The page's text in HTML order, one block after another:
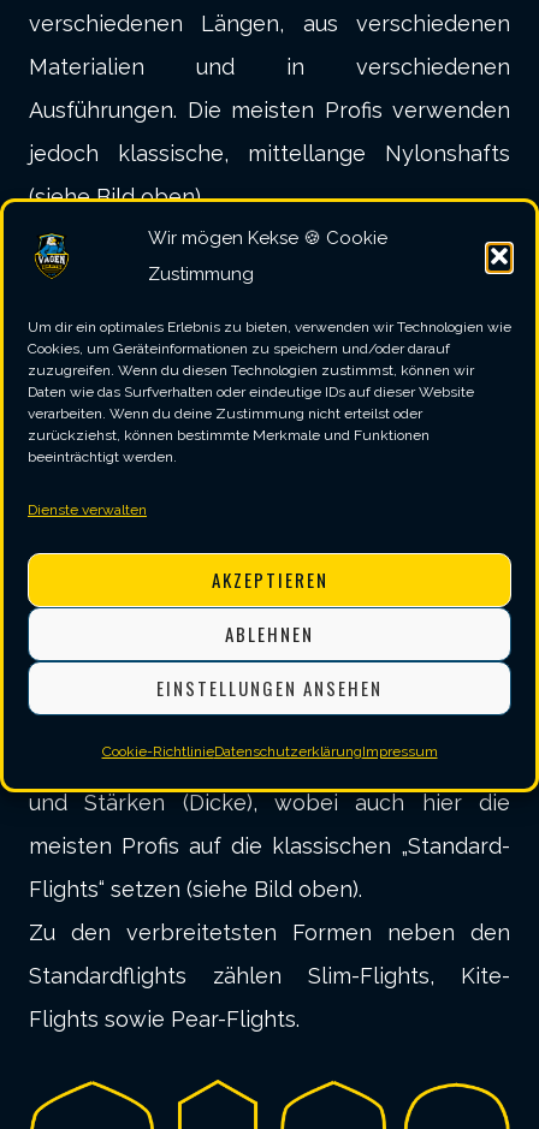
Wir mögen Kekse 🍪 Cookie
Zustimmung
Um dir ein optimales Erlebnis zu bieten, verwenden wir Technologien wie
Cookies, um Geräteinformationen zu speichern und/oder darauf
zuzugreifen. Wenn du diesen Technologien zustimmst, können wir
Daten wie das Surfverhalten oder eindeutige IDs auf dieser Website
verarbeiten. Wenn du deine Zustimmung nicht erteilst oder
zurückziehst, können bestimmte Merkmale und Funktionen
beeinträchtigt werden.
Dienste verwalten
AKZEPTIEREN
ABLEHNEN
EINSTELLUNGEN ANSEHEN
Cookie-RichtlinieDatenschutzerklärungImpressum
verschiedenen Längen, aus verschiedenen
Materialien und in verschiedenen
Ausführungen. Die meisten Profis verwenden
jedoch klassische, mittellange Nylonshafts
(siehe Bild oben).
Zwar kann auch ein Shaft den Schwerpunkt
und damit das Flugverhalten eines Darts
beeinflussen, jedoch sind die Effekte im
Vergleich zu den anderen drei Bestandteilen
des Darts als eher gering zu bezeichnen.
sorgt (ähnlich wie z.B. die Federn an einem
Pfeil) für einen stabilen, geraden Flug des
Darts. Tatsächlich wäre ein Werfen der Darts
ohne Flights selbst für Profis unmöglich. Auch
Flights gibt es in unterschiedlichsten Formen
und Stärken (Dicke), wobei auch hier die
meisten Profis auf die klassischen „Standard-
Flights“ setzen (siehe Bild oben).
Zu den verbreitetsten Formen neben den
Standardflights zählen Slim-Flights, Kite-
Flights sowie Pear-Flights.